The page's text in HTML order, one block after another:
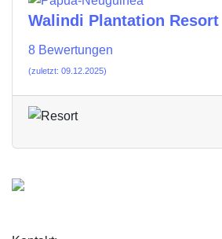
Walindi Plantation Resort
8 Bewertungen
(zuletzt: 09.12.2025)